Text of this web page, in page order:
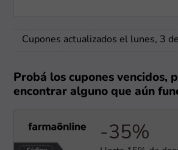
Cupones actualizados el lunes, 3
Probá los cupones vencidos,
encontrar alguno que aún
-35%